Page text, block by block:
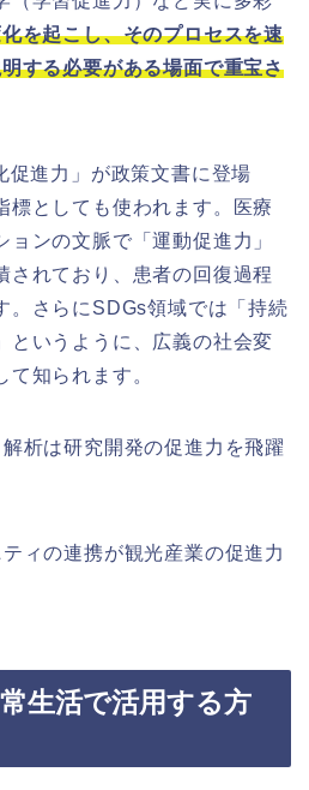
を起こし、そのプロセスを速
する必要がある場面で重宝さ
促進力」が政策文書に登場
標としても使われます。医療
ンの文脈で「運動促進力」
されており、患者の回復過程
。さらにSDGs領域では「持続
というように、広義の社会変
知られます。
析は研究開発の促進力を飛躍
ィの連携が観光産業の促進力
生活で活用する方